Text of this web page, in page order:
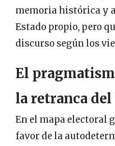
memoria histórica y
Estado propio, pero
discurso según los
El
la retranca
En el mapa electoral
favor de la